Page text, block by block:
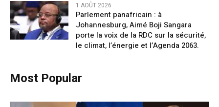
1 AOÛT 2026
Parlement panafricain : à
Johannesburg, Aimé Boji Sangara
porte la voix de la RDC sur la sécurité,
le climat, l’énergie et l’Agenda 2063.
Most Popular